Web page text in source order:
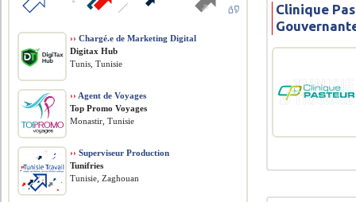
Clinique
›› Chargé.e de Marketing Digital
Digitax Hub
Tunis, Tunisie
›› Agent de Voyages
Top Promo Voyages
Monastir, Tunisie
›› Superviseur Production
Tunifries
Tunisie, Zaghouan